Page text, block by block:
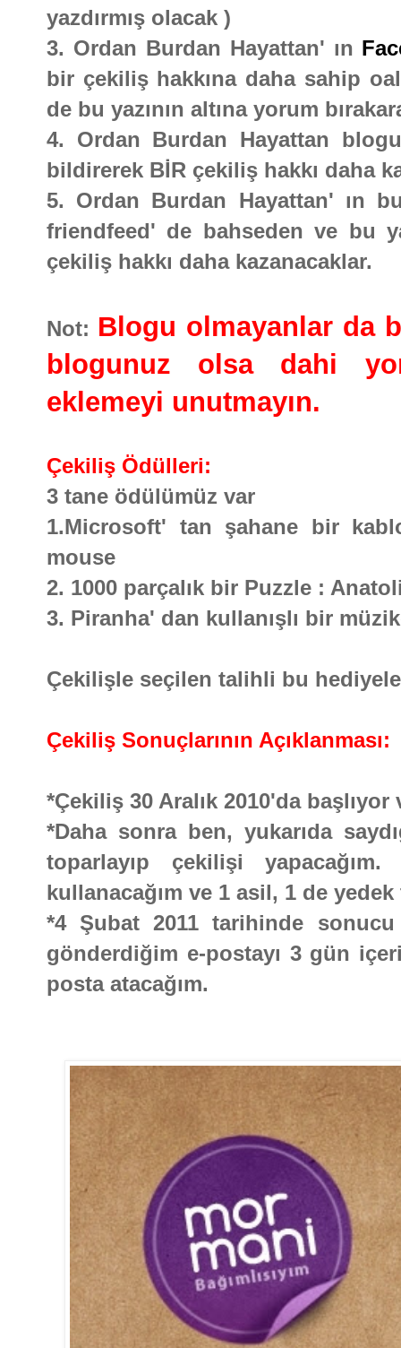
yazdırmış olacak )
3. Ordan Burdan Hayattan' ın
bir çekiliş hakkına daha sahip
de bu yazının altına yorum
4. Ordan Burdan Hayattan
bildirerek BİR çekiliş hakkı daha
5. Ordan Burdan Hayattan' ın
friendfeed' de bahseden ve bu
çekiliş hakkı daha kazanacaklar.
Not: Blogu olmayanlar da
blogunuz olsa dahi
eklemeyi unutmayın.
Çekiliş Ödülleri:
3 tane ödülümüz var
1.Microsoft' tan şahane bir
mouse
2. 1000 parçalık bir Puzzle :
3. Piranha' dan kullanışlı bir
Çekilişle seçilen talihli bu
Çekiliş Sonuçlarının Açıklanması:
*Çekiliş 30 Aralık 2010'da
*Daha sonra ben, yukarıda
toparlayıp çekilişi
kullanacağım ve 1 asil, 1 de
*4 Şubat 2011 tarihinde
gönderdiğim e-postayı 3 gün
posta atacağım.